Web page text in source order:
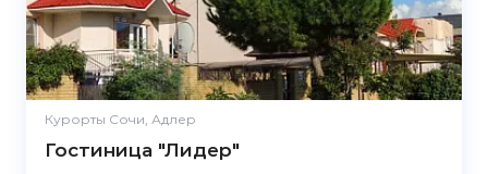
Курорты Сочи, Адлер
Гостиница "Лидер"